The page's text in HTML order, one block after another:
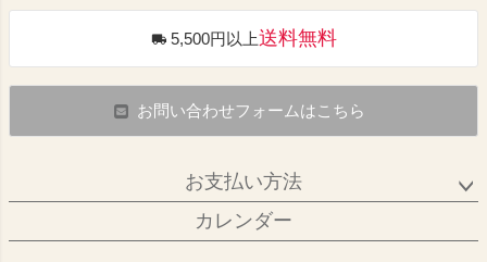
5,500円以上送料無料
お問い合わせフォームはこちら
お支払い方法
カレンダー